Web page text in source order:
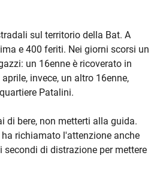
sul territorio della Bat. A
e 400 feriti. Nei giorni scorsi un
un 16enne è ricoverato in
invece, un altro 16enne,
Patalini.
di bere, non metterti alla guida.
richiamato l'attenzione anche
di distrazione per mettere